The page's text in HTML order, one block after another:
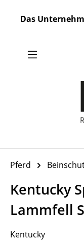
Das
Pferd
Kentucky
Lammfell
Kentucky